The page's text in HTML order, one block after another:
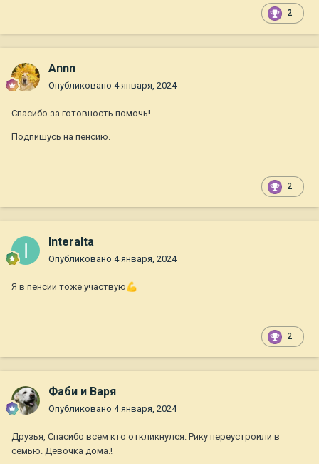
2
Annn
Опубликовано 4 января, 2024
Спасибо за готовность помочь!
Подпишусь на пенсию.
2
Interalta
Опубликовано 4 января, 2024
Я в пенсии тоже участвую 💪
2
Фаби и Варя
Опубликовано 4 января, 2024
Друзья, Спасибо всем кто откликнулся. Рику переустроили в
семью. Девочка дома.!